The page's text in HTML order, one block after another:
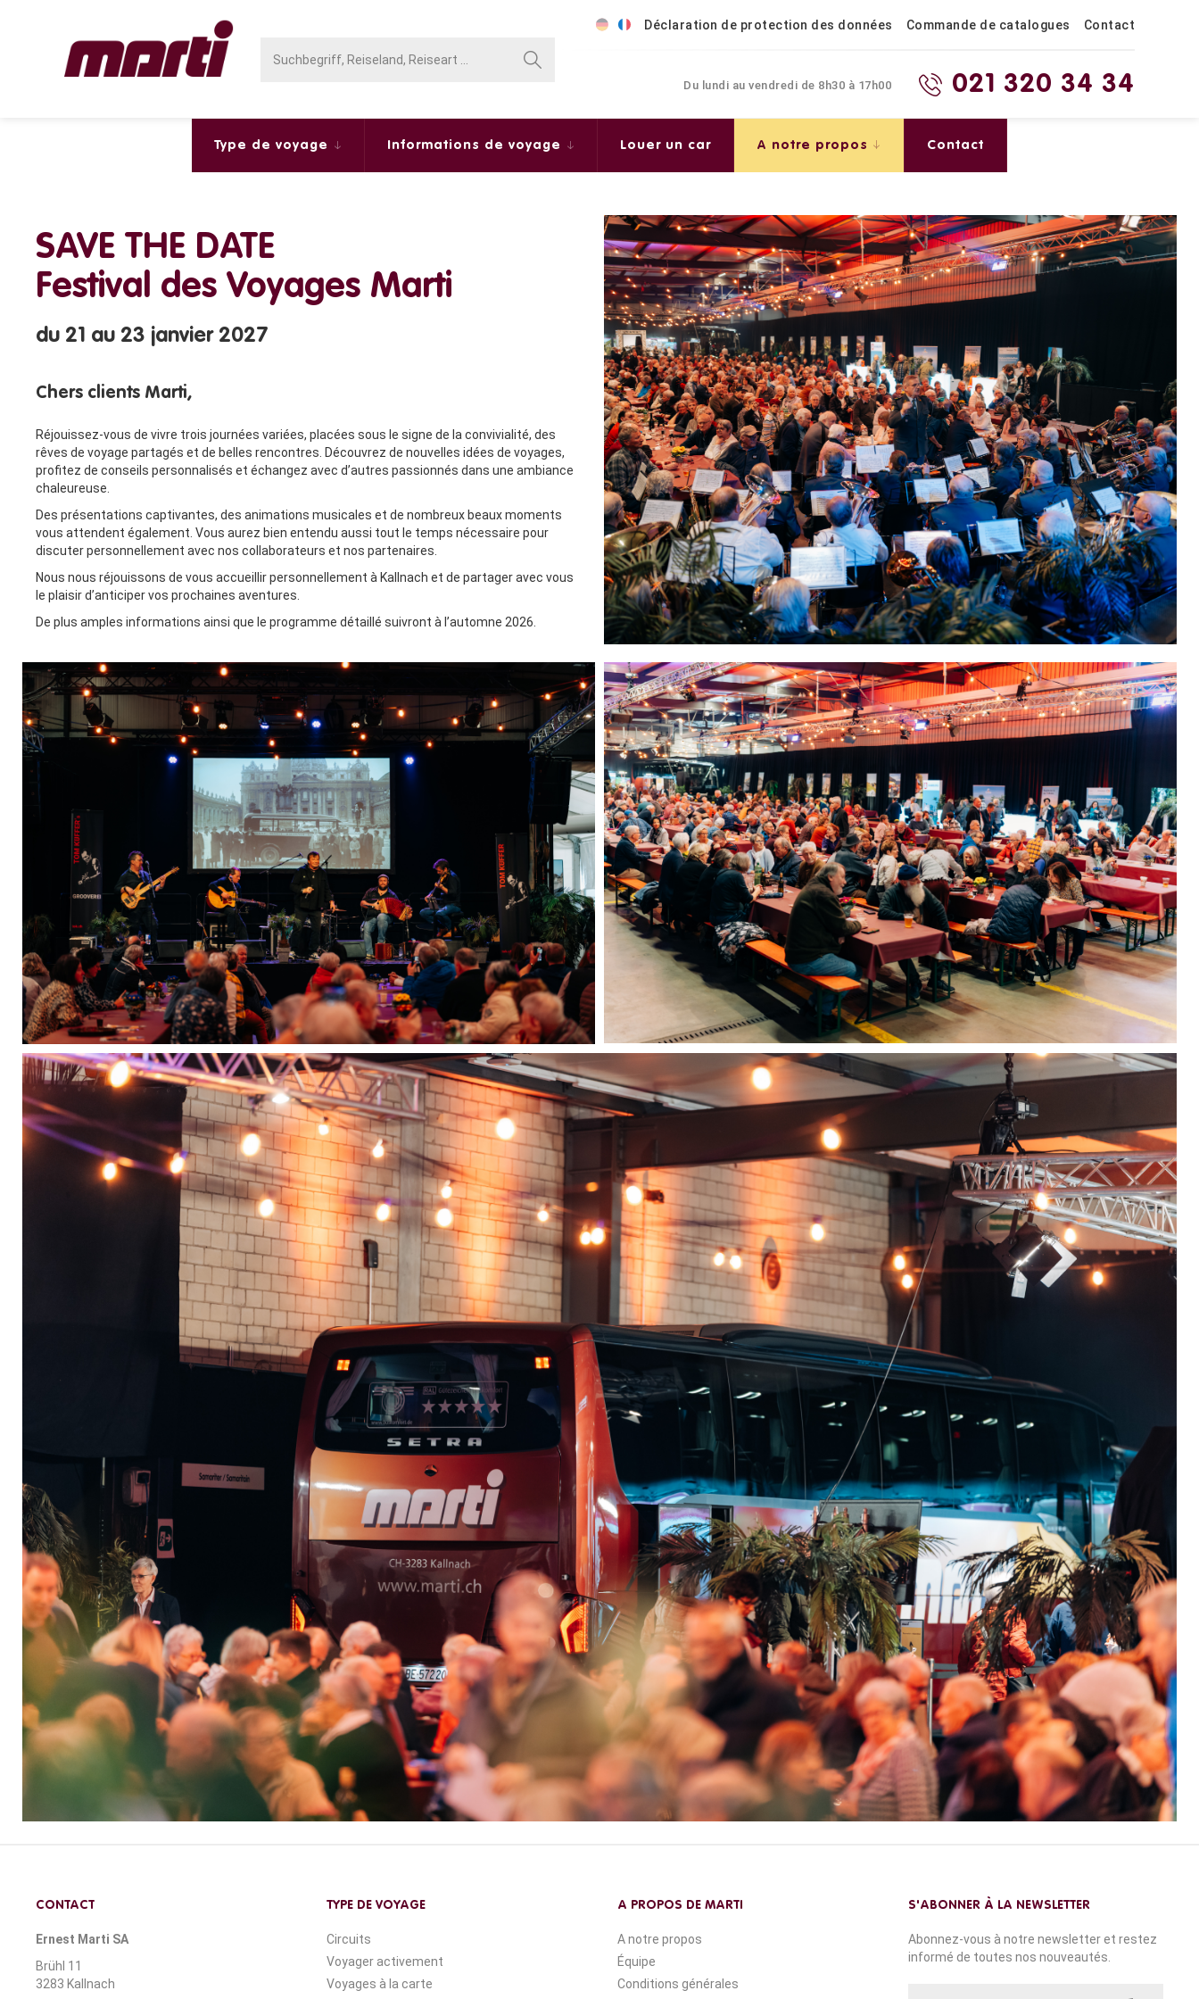
Déclaration de protection des données Commande de catalogues Contact
Du lundi au vendredi de 8h30 à 17h00 021 320 34 34
Type de voyage Informations de voyage Louer un car A notre propos Contact
SAVE THE DATE
Festival des Voyages Marti
du 21 au 23 janvier 2027
Chers clients Marti,
Réjouissez-vous de vivre trois journées variées, placées sous le signe de la convivialité, des
rêves de voyage partagés et de belles rencontres. Découvrez de nouvelles idées de voyages,
profitez de conseils personnalisés et échangez avec d’autres passionnés dans une ambiance
chaleureuse.
Des présentations captivantes, des animations musicales et de nombreux beaux moments
vous attendent également. Vous aurez bien entendu aussi tout le temps nécessaire pour
discuter personnellement avec nos collaborateurs et nos partenaires.
Nous nous réjouissons de vous accueillir personnellement à Kallnach et de partager avec vous
le plaisir d’anticiper vos prochaines aventures.
De plus amples informations ainsi que le programme détaillé suivront à l’automne 2026.
CONTACT
Ernest Marti SA
Brühl 11
3283 Kallnach
TYPE DE VOYAGE
Circuits
Voyager activement
Voyages à la carte
A PROPOS DE MARTI
A notre propos
Équipe
Conditions générales
S'ABONNER À LA NEWSLETTER
Abonnez-vous à notre newsletter et restez
informé de toutes nos nouveautés.